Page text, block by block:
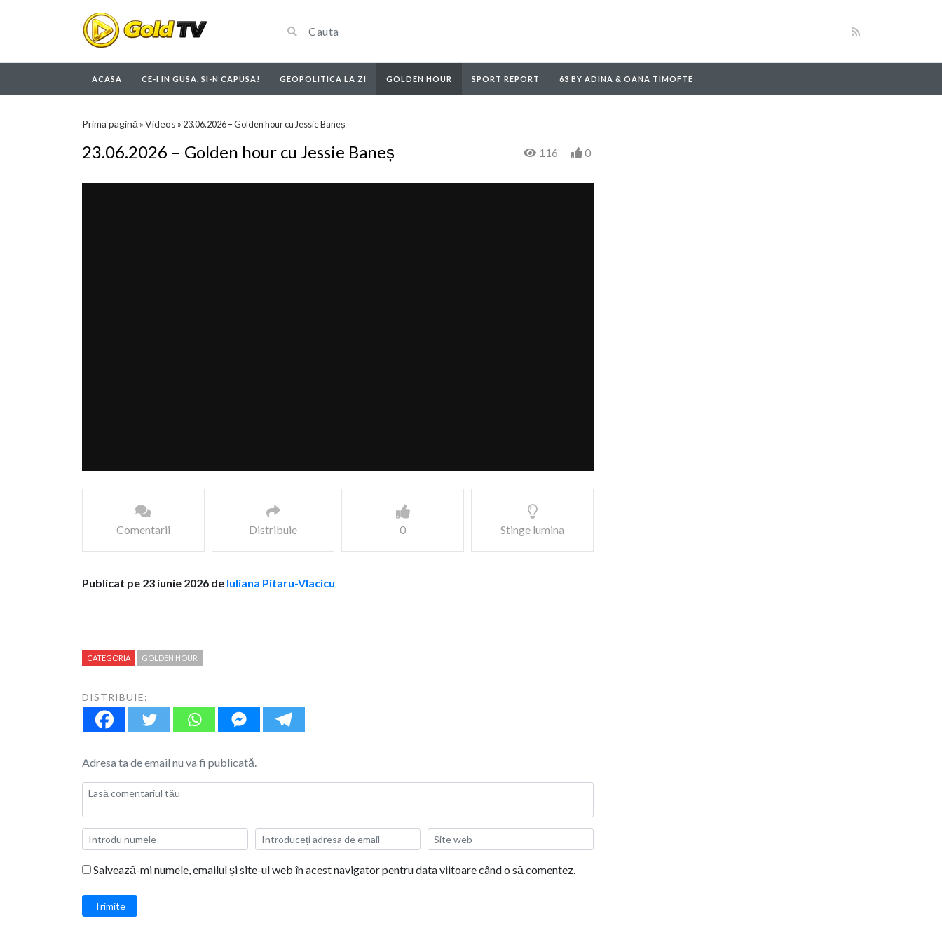
ACASA CE-I IN GUSA, SI-N CAPUSA! GEOPOLITICA LA ZI GOLDEN HOUR SPORT REPORT 63 BY ADINA & OANA TIMOFTE
Prima pagină »Videos » 23.06.2026 – Golden hour cu Jessie Baneș
23.06.2026 – Golden hour cu Jessie Baneș 116 0
Comentarii Distribuie 0 Stinge lumina
Publicat pe 23 iunie 2026 de Iuliana Pitaru-Vlacicu
CATEGORIA GOLDEN HOUR
DISTRIBUIE:
Adresa ta de email nu va fi publicată.
Salvează-mi numele, emailul și site-ul web în acest navigator pentru data viitoare când o să comentez.
Trimite